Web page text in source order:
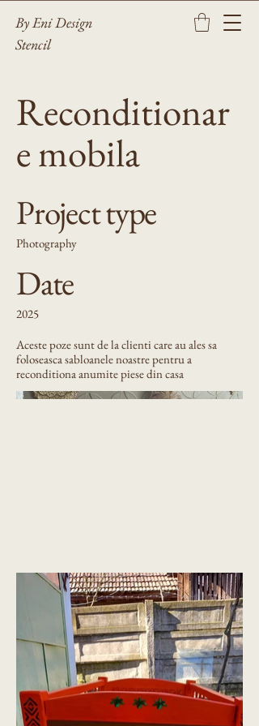
By Eni Design
Stencil
Reconditionar
e mobila
Project type
Photography
Date
2025
Aceste poze sunt de la clienti care au ales sa
foloseasca sabloanele noastre pentru a
reconditiona anumite piese din casa